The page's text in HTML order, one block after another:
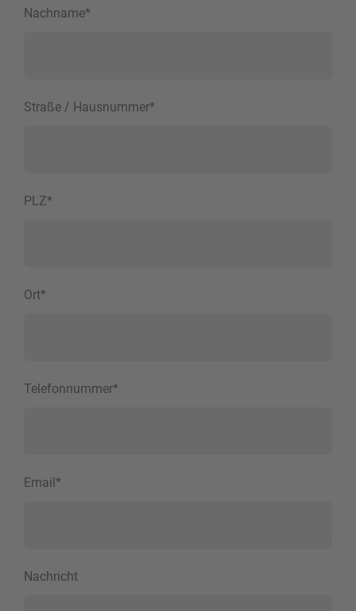
Nachname*
Straße / Hausnummer*
PLZ*
Ort*
Telefonnummer*
Email *
Nachricht